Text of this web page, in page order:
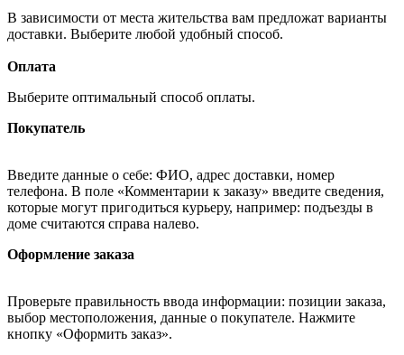
В зависимости от места жительства вам предложат варианты
доставки. Выберите любой удобный способ.
Оплата
Выберите оптимальный способ оплаты.
Покупатель
Введите данные о себе: ФИО, адрес доставки, номер
телефона. В поле «Комментарии к заказу» введите сведения,
которые могут пригодиться курьеру, например: подъезды в
доме считаются справа налево.
Оформление заказа
Проверьте правильность ввода информации: позиции заказа,
выбор местоположения, данные о покупателе. Нажмите
кнопку «Оформить заказ».